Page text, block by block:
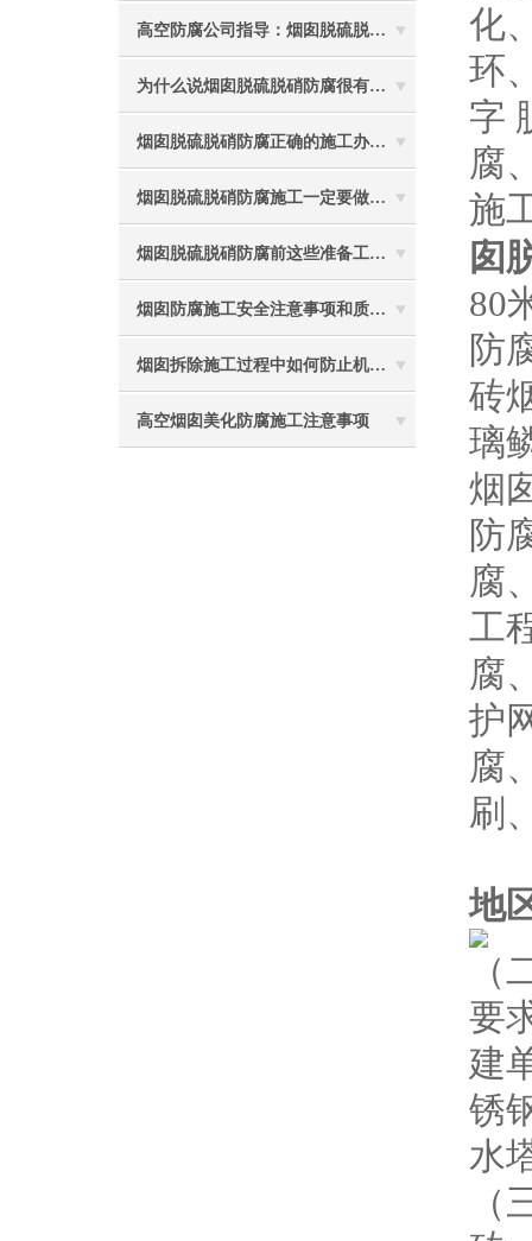
高空防腐公司指导：烟囱脱硫脱硝防腐施工要注意些什么？
为什么说烟囱脱硫脱硝防腐很有必要
烟囱脱硫脱硝防腐正确的施工办法由高空防腐公司说与你听
烟囱脱硫脱硝防腐施工一定要做好防护工作
烟囱脱硫脱硝防腐前这些准备工作要做到位
烟囱防腐施工安全注意事项和质量要求与安全技术要求
烟囱拆除施工过程中如何防止机械伤害
高空烟囱美化防腐施工注意事项
化
环
字
腐
施
囱
80
防
砖
璃
烟
防
腐
工
腐
护
腐
刷
地
要
建
锈
水